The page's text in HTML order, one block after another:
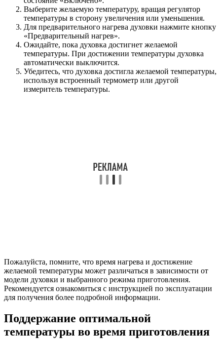
Выберите желаемую температуру, вращая регулятор
температуры в сторону увеличения или уменьшения.
Для предварительного нагрева духовки нажмите кнопку
«Предварительный нагрев».
Ожидайте, пока духовка достигнет желаемой
температуры. При достижении температуры духовка
автоматически выключится.
Убедитесь, что духовка достигла желаемой температуры,
используя встроенный термометр или другой
измеритель температуры.
Пожалуйста, помните, что время нагрева и достижение
желаемой температуры может различаться в зависимости от
модели духовки и выбранного режима приготовления.
Рекомендуется ознакомиться с инструкцией по эксплуатации
для получения более подробной информации.
Поддержание оптимальной
температуры во время приготовления